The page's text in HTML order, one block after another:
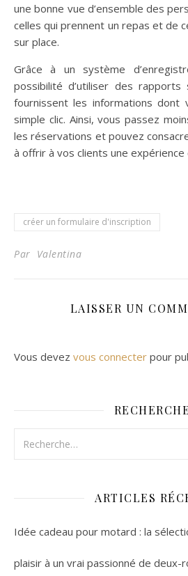
une bonne vue d’ensemble des
celles qui prennent un repas et de
sur place.
Grâce à un système
possibilité d’utiliser des rapports
fournissent les informations dont
simple clic. Ainsi, vous passez
les réservations et pouvez
à offrir à vos clients une expérience
créer un formulaire d'inscription
Par Valentina
LAISSER UN
Vous devez vous connecter pour
ARTICLES
Idée cadeau pour motard : la
plaisir à un vrai passionné de deux-